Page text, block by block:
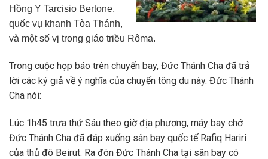
Hồng Y Tarcisio Bertone,
quốc vụ khanh Tòa Thánh,
và một số vị trong giáo triều Rôma.
Trong cuộc họp báo trên chuyến bay, Đức Thánh Cha đã trả
lời các ký giả về ý nghĩa của chuyến tông du này. Đức Thánh
Cha nói:
Lúc 1h45 trưa thứ Sáu theo giờ địa phương, máy bay chở
Đức Thánh Cha đã đáp xuống sân bay quốc tế Rafiq Hariri
của thủ đô Beirut. Ra đón Đức Thánh Cha tại sân bay có